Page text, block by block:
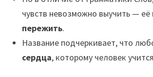
чувств невозможно выучить —
пережить.
Название подчеркивает, что
сердца, которому человек